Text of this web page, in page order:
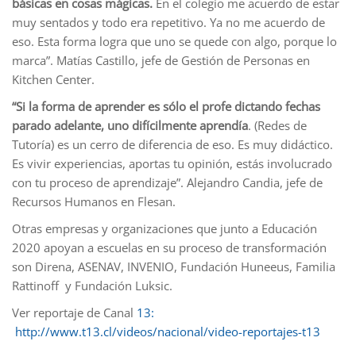
muy sentados y todo era repetitivo. Ya no me acuerdo de
eso. Esta forma logra que uno se quede con algo, porque lo
marca”. Matías Castillo, jefe de Gestión de Personas en
Kitchen Center.
“Si la forma de aprender es sólo el profe dictando fechas
parado adelante, uno difícilmente aprendía. (Redes de
Tutoría) es un cerro de diferencia de eso. Es muy didáctico.
Es vivir experiencias, aportas tu opinión, estás involucrado
con tu proceso de aprendizaje”. Alejandro Candia, jefe de
Recursos Humanos en Flesan.
Otras empresas y organizaciones que junto a Educación
2020 apoyan a escuelas en su proceso de transformación
son Direna, ASENAV, INVENIO, Fundación Huneeus, Familia
Rattinoff y Fundación Luksic.
Ver reportaje de Canal 13:
http://www.t13.cl/videos/nacional/video-reportajes-t13